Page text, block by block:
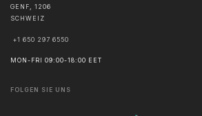
GENF, 1206
SCHWEIZ
+1 650 297 6550
MON-FRI 09:00-18:00 EET
FOLGEN SIE UNS